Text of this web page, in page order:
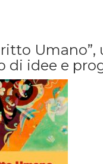
Umano”,
di idee e